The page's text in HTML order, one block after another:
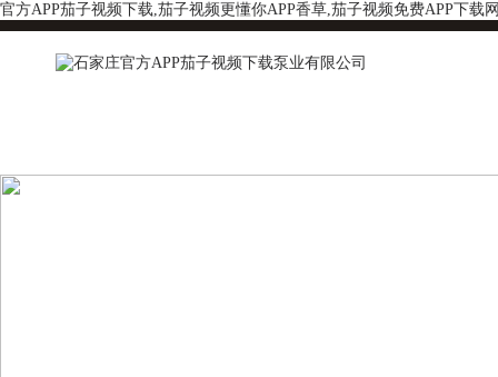
官方APP茄子视频下载,茄子视频更懂你APP香草,茄子视频免费APP下载